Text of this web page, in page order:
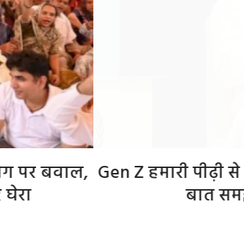
Gen Z हमारी पीढ़ी से ज्यादा
बात समझनी चाहिए: